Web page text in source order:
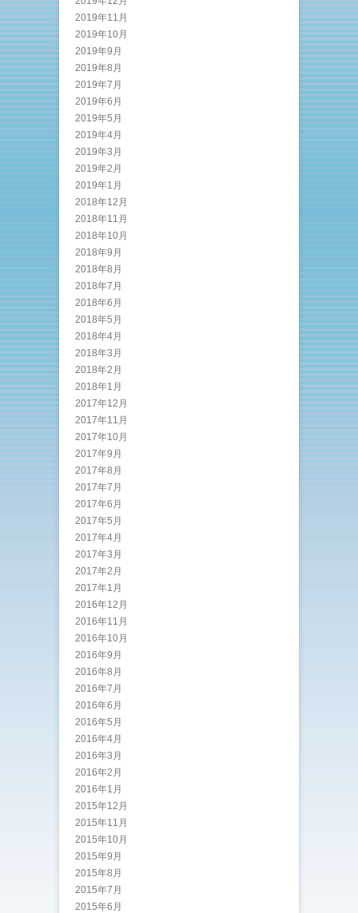
2019年11月
2019年10月
2019年9月
2019年8月
2019年7月
2019年6月
2019年5月
2019年4月
2019年3月
2019年2月
2019年1月
2018年12月
2018年11月
2018年10月
2018年9月
2018年8月
2018年7月
2018年6月
2018年5月
2018年4月
2018年3月
2018年2月
2018年1月
2017年12月
2017年11月
2017年10月
2017年9月
2017年8月
2017年7月
2017年6月
2017年5月
2017年4月
2017年3月
2017年2月
2017年1月
2016年12月
2016年11月
2016年10月
2016年9月
2016年8月
2016年7月
2016年6月
2016年5月
2016年4月
2016年3月
2016年2月
2016年1月
2015年12月
2015年11月
2015年10月
2015年9月
2015年8月
2015年7月
2015年6月